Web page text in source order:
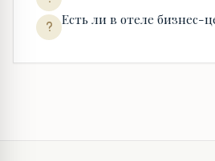
Есть ли в отеле бизнес-